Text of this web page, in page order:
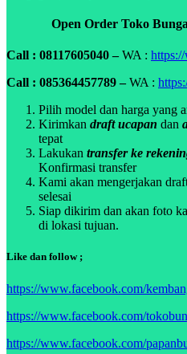
Open Order Toko
Call : 08117605040 –WA :
Call : 085364457789 –WA :
Pilih model dan harga yang
Kirimkan draft ucapan dan
tepat
Lakukan transfer ke
Konfirmasi transfer
Kami akan mengerjakan
selesai
Siap dikirim dan akan foto
di lokasi tujuan.
Like dan follow ;
https://www.facebook.com/
https://www.facebook.com/
https://www.facebook.com/